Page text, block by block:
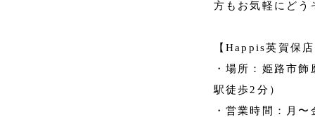
方もお気軽にどう
【Happis英賀保
・場所：姫路市
駅徒歩2分）
・営業時間：月